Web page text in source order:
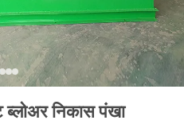
ब्लोअर निकास पंखा